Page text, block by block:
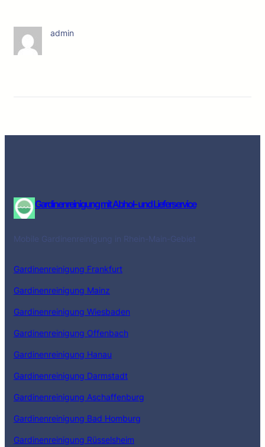
admin
Gardinenreinigung mit Abhol- und Lieferservice
Mobile Gardinenreinigung in Rhein-Main-Gebiet
Gardinenreinigung Frankfurt
Gardinenreinigung Mainz
Gardinenreinigung Wiesbaden
Gardinenreinigung Offenbach
Gardinenreinigung Hanau
Gardinenreinigung Darmstadt
Gardinenreinigung Aschaffenburg
Gardinenreinigung Bad Homburg
Gardinenreinigung Rüsselsheim